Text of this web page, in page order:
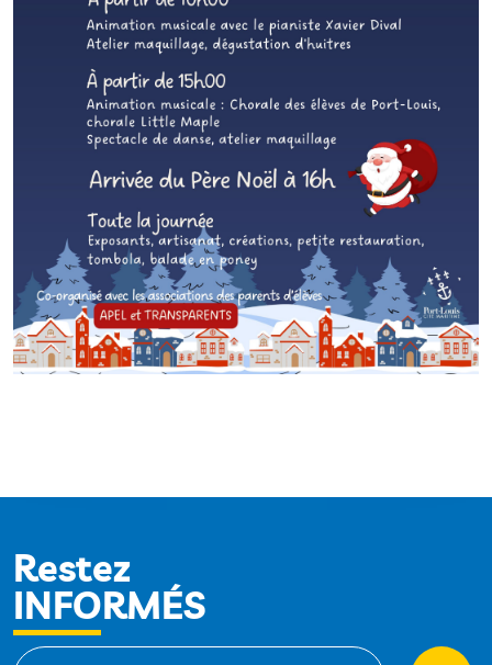
Restez
INFORMÉS